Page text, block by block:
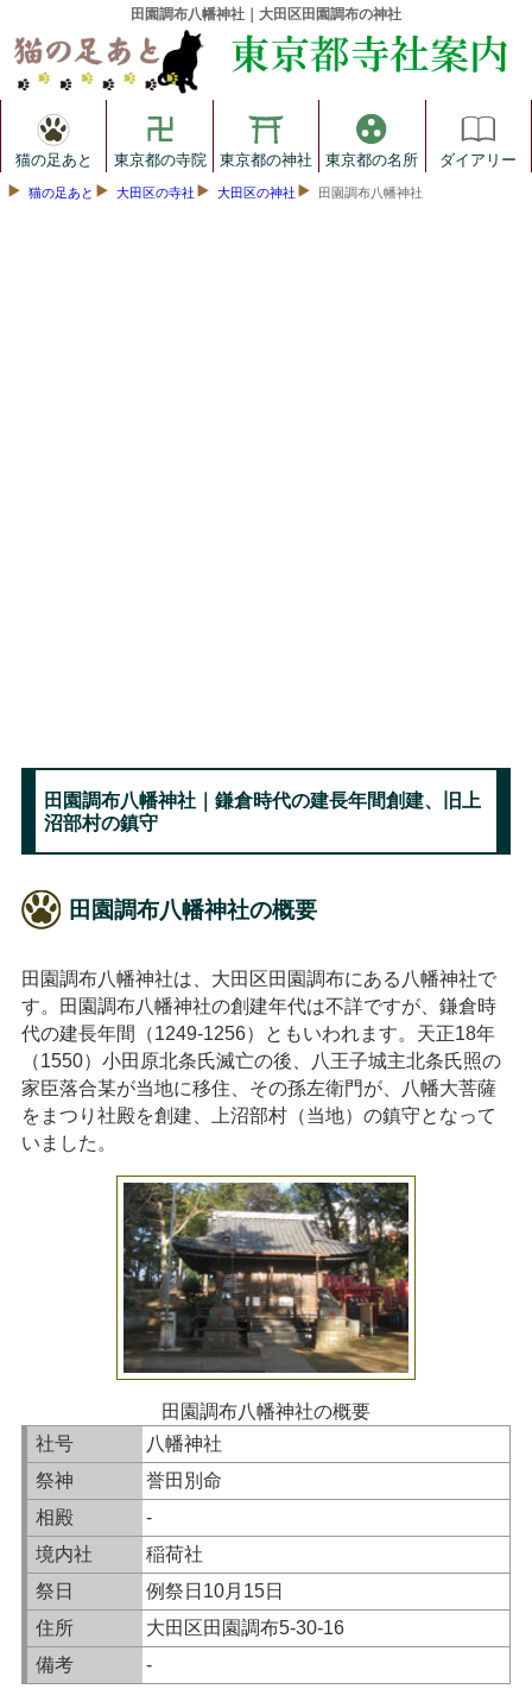
田園調布八幡神社｜大田区田園調布の神社
猫の足あと 東京都の寺院 東京都の神社 東京都の名所 ダイアリー
猫の足あと 大田区の寺社 大田区の神社 田園調布八幡神社
田園調布八幡神社｜鎌倉時代の建長年間創建、旧上
沼部村の鎮守
田園調布八幡神社の概要
田園調布八幡神社は、大田区田園調布にある八幡神社で
す。田園調布八幡神社の創建年代は不詳ですが、鎌倉時
代の建長年間（1249-1256）ともいわれます。天正18年
（1550）小田原北条氏滅亡の後、八王子城主北条氏照の
家臣落合某が当地に移住、その孫左衛門が、八幡大菩薩
をまつり社殿を創建、上沼部村（当地）の鎮守となって
いました。
田園調布八幡神社の概要
社号
八幡神社
祭神
誉田別命
相殿
-
境内社
稲荷社
祭日
例祭日10月15日
住所
大田区田園調布5-30-16
備考
-